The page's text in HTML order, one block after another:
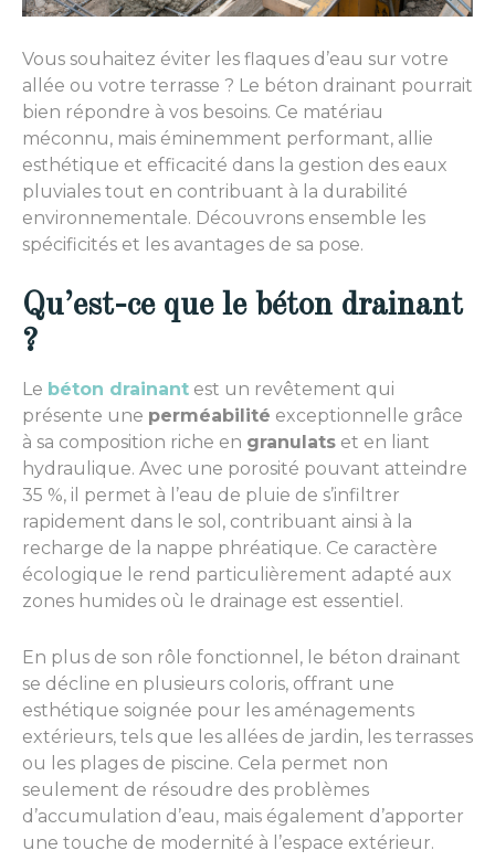
Vous souhaitez éviter les flaques d’eau sur votre
allée ou votre terrasse ? Le béton drainant pourrait
bien répondre à vos besoins. Ce matériau
méconnu, mais éminemment performant, allie
esthétique et efficacité dans la gestion des eaux
pluviales tout en contribuant à la durabilité
environnementale. Découvrons ensemble les
spécificités et les avantages de sa pose.
Qu’est-ce que le béton drainant
?
Le béton drainant est un revêtement qui
présente une perméabilité exceptionnelle grâce
à sa composition riche en granulats et en liant
hydraulique. Avec une porosité pouvant atteindre
35 %, il permet à l’eau de pluie de s’infiltrer
rapidement dans le sol, contribuant ainsi à la
recharge de la nappe phréatique. Ce caractère
écologique le rend particulièrement adapté aux
zones humides où le drainage est essentiel.
En plus de son rôle fonctionnel, le béton drainant
se décline en plusieurs coloris, offrant une
esthétique soignée pour les aménagements
extérieurs, tels que les allées de jardin, les terrasses
ou les plages de piscine. Cela permet non
seulement de résoudre des problèmes
d’accumulation d’eau, mais également d’apporter
une touche de modernité à l’espace extérieur.